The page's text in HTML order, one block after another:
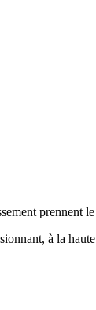
prennent le
à la